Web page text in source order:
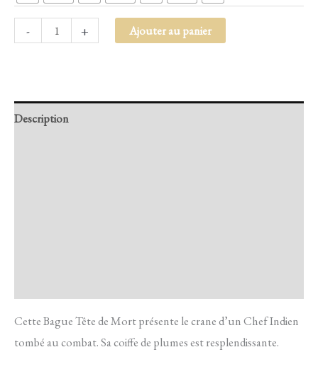
- + Ajouter au panier
Description
Cette Bague Tête de Mort présente le crane d’un Chef Indien
tombé au combat. Sa coiffe de plumes est resplendissante.